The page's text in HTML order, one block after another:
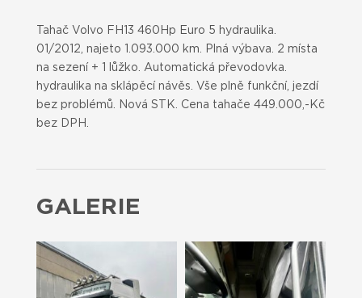
Tahač Volvo FH13 460Hp Euro 5 hydraulika.
01/2012, najeto 1.093.000 km. Plná výbava. 2 místa
na sezení + 1 lůžko. Automatická převodovka.
hydraulika na sklápěcí návěs. Vše plně funkční, jezdí
bez problémů. Nová STK. Cena tahače 449.000,-Kč
bez DPH.
GALERIE